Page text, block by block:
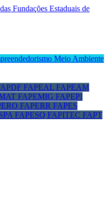
Meio Ambiente
FAPEAL FAPEAM
FAPEMIG FAPEPI
FAPERR FAPES
FAPESQ FAPITEC FAPT